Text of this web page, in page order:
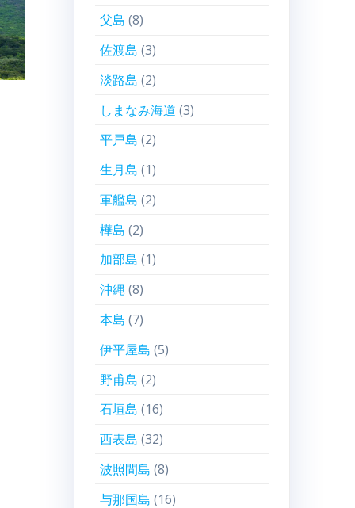
父島 (8)
佐渡島 (3)
淡路島 (2)
しまなみ海道 (3)
平戸島 (2)
生月島 (1)
軍艦島 (2)
樺島 (2)
加部島 (1)
沖縄(8)
本島 (7)
伊平屋島 (5)
野甫島 (2)
石垣島 (16)
西表島 (32)
波照間島 (8)
与那国島 (16)